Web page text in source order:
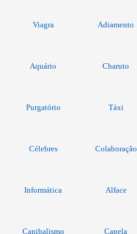
Viagra Adiamento
Aquário Charuto
Purgatório Táxi
Célebres Colaboração
Informática Alface
Canibalismo Capela